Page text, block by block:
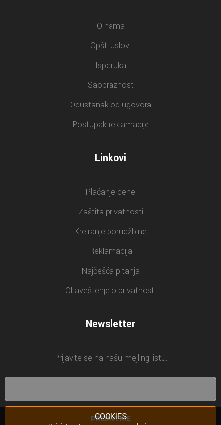
O nama
Opšti uslovi
Isporuka
Saobraznost
Odustanak od ugovora
Postupak reklamacije
Linkovi
Plaćanje cene
Zaštita privatnosti
Kreiranje porudžbine
Reklamacija
Najčešća pitanja
Obaveštenje o privatnosti
Newsletter
Prijavite se na našu mejling listu.
PRIJAVI ME
COOKIES